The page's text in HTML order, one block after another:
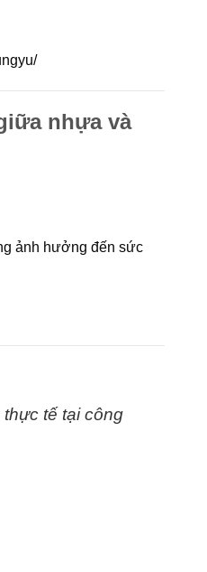
nhựa và
ảnh hưởng đến sức
thực tế tạicông